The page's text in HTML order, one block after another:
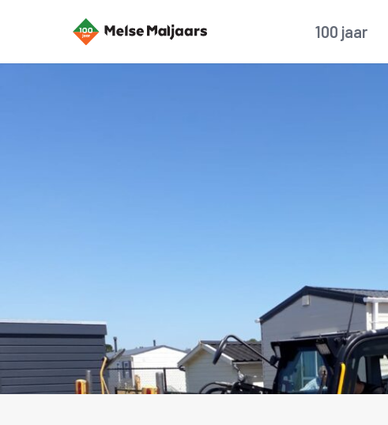
100 jaar